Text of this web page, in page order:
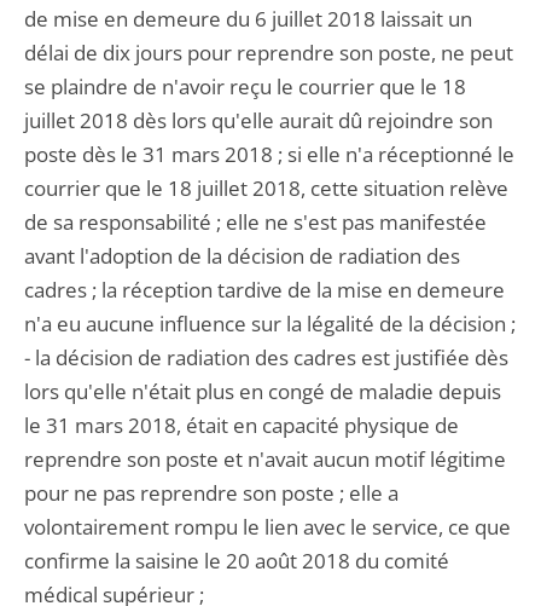
de mise en demeure du 6 juillet 2018 laissait un
délai de dix jours pour reprendre son poste, ne peut
se plaindre de n'avoir reçu le courrier que le 18
juillet 2018 dès lors qu'elle aurait dû rejoindre son
poste dès le 31 mars 2018 ; si elle n'a réceptionné le
courrier que le 18 juillet 2018, cette situation relève
de sa responsabilité ; elle ne s'est pas manifestée
avant l'adoption de la décision de radiation des
cadres ; la réception tardive de la mise en demeure
n'a eu aucune influence sur la légalité de la décision ;
- la décision de radiation des cadres est justifiée dès
lors qu'elle n'était plus en congé de maladie depuis
le 31 mars 2018, était en capacité physique de
reprendre son poste et n'avait aucun motif légitime
pour ne pas reprendre son poste ; elle a
volontairement rompu le lien avec le service, ce que
confirme la saisine le 20 août 2018 du comité
médical supérieur ;